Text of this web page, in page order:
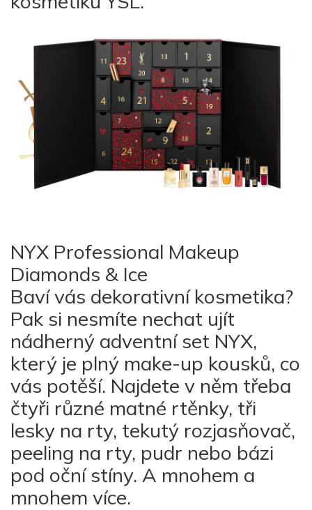
NYX Professional Makeup
Diamonds & Ice
Baví vás dekorativní kosmetika?
Pak si nesmíte nechat ujít
nádherný adventní set NYX,
který je plný make-up kousků, co
vás potěší. Najdete v něm třeba
čtyři různé matné rtěnky, tři
lesky na rty, tekutý rozjasňovač,
peeling na rty, pudr nebo bázi
pod oční stíny. A mnohem a
mnohem více.